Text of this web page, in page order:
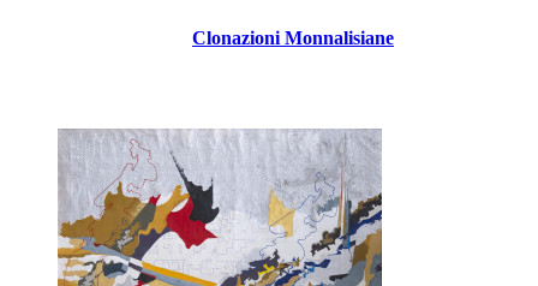
Clonazioni Monnalisiane